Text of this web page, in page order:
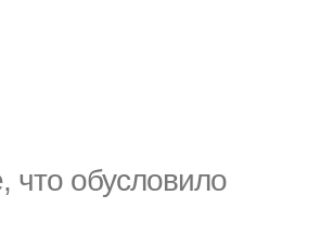
что обусловило